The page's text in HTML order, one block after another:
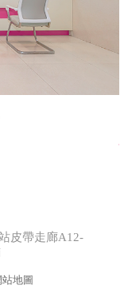
皮帶走廊A12-
站地圖